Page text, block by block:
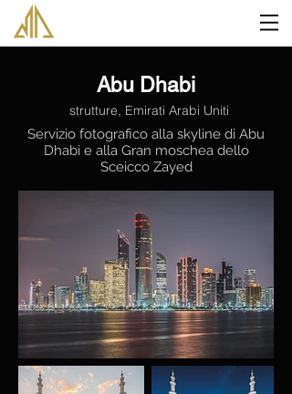
Abu Dhabi
strutture, Emirati Arabi Uniti
Servizio fotografico alla skyline di Abu
Dhabi e alla Gran moschea dello
Sceicco Zayed